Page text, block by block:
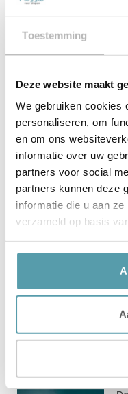
Toestemming
Deze website maakt
We gebruiken cookies
personaliseren, om
en om ons
informatie over uw
partners voor social
partners kunnen deze
informatie die u aan
verzameld op basis
vooral niet om de
Overige
– Welk budget wil je
– Gaat het alleen om
slaapsysteem?
– Heb je al een
merk?
Maak hier snel een
Bekijk meer